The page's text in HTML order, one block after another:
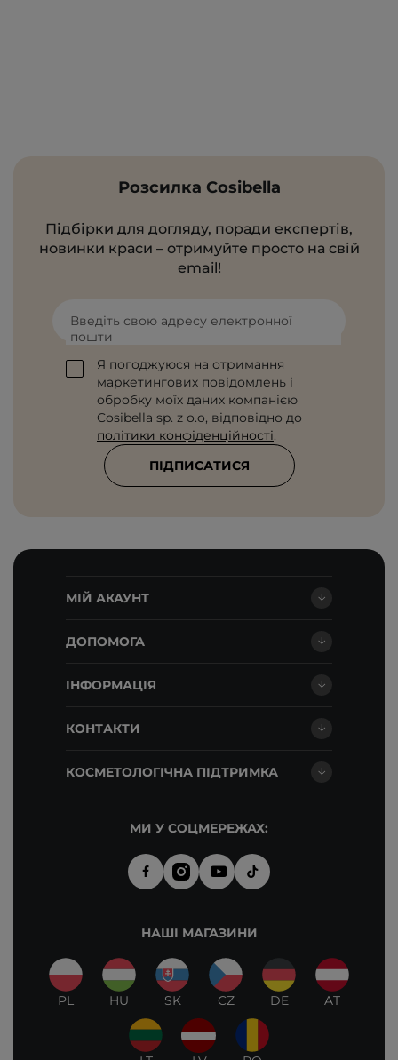
Розсилка Cosibella
Підбірки для догляду, поради експертів,
новинки краси – отримуйте просто на свій
email!
Введіть свою адресу електронної
пошти
Я погоджуюся на отримання
маркетингових повідомлень і
обробку моїх даних компанією
Cosibella sp. z o.o, відповідно до
політики конфіденційності.
ПІДПИСАТИСЯ
МІЙ АКАУНТ
ДОПОМОГА
ІНФОРМАЦІЯ
КОНТАКТИ
КОСМЕТОЛОГІЧНА ПІДТРИМКА
МИ У СОЦМЕРЕЖАХ:
НАШІ МАГАЗИНИ
PL HU SK CZ DE AT